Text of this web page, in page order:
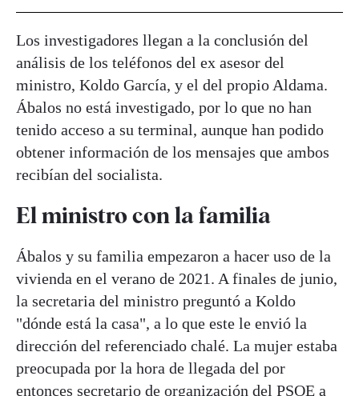
Los investigadores llegan a la conclusión del
análisis de los teléfonos del ex asesor del
ministro, Koldo García, y el del propio Aldama.
Ábalos no está investigado, por lo que no han
tenido acceso a su terminal, aunque han podido
obtener información de los mensajes que ambos
recibían del socialista.
El ministro con la familia
Ábalos y su familia empezaron a hacer uso de la
vivienda en el verano de 2021. A finales de junio,
la secretaria del ministro preguntó a Koldo
"dónde está la casa", a lo que este le envió la
dirección del referenciado chalé. La mujer estaba
preocupada por la hora de llegada del por
entonces secretario de organización del PSOE a